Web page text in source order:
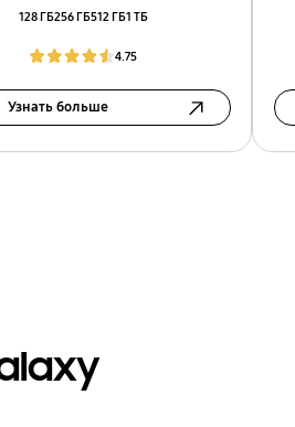
128 ГБ256 ГБ512 ГБ1 ТБ
4.75
Узнать больше